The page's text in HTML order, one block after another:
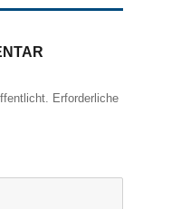
Erforderliche